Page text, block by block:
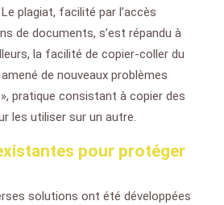
plagiat, facilité par l’accès
de documents, s’est répandu à
la facilité de copier-coller du
de nouveaux problèmes
pratique consistant à copier des
les utiliser sur un autre.
pour protéger
solutions ont été développées